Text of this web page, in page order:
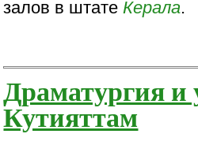
залов в штатеКерала.
Драматургия и
Кутияттам